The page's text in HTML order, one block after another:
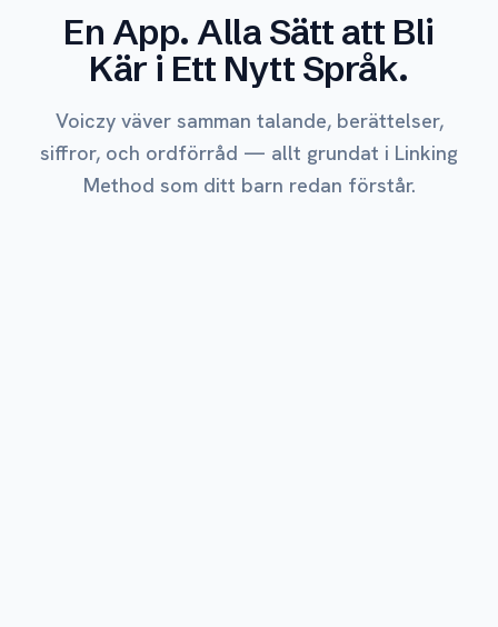
En App. Alla Sätt att Bli
Kär i Ett Nytt Språk.
Voiczy väver samman talande, berättelser,
siffror, och ordförråd — allt grundat i Linking
Method som ditt barn redan förstår.